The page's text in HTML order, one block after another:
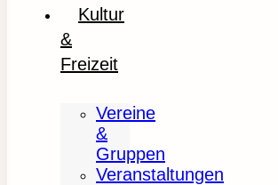
Kultur
&
Freizeit
Vereine
&
Gruppen
Veranstaltungen